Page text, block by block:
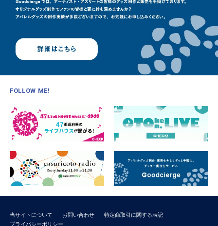
FOLLOW ME!
当サイトについて お問い合わせ
特定商取引に関する表記
プライバシーポリシー